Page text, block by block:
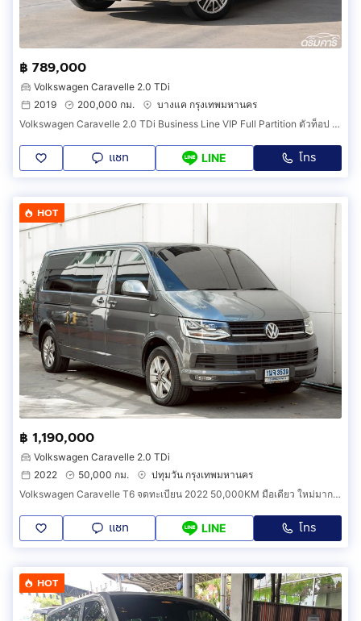
฿ 789,000
Volkswagen Caravelle 2.0 TDi
2019
200,000 กม.
บางแค กรุงเทพมหานคร
Volkswagen Caravelle 2.0 TDi Business Line VIP Full Partition ตัวท็อป ปี 2019 รหัสสินค้า 1312
แชท LINE โทร
HOT
฿ 1,190,000
Volkswagen Caravelle 2.0 TDi
2022
50,000 กม.
ปทุมวัน กรุงเทพมหานคร
Volkswagen Caravelle T6 จดทะเบียน 2022 50,000KM มือเดียว ใหม่มาก แต่ง VIP ทั้งคัน
แชท LINE โทร
HOT